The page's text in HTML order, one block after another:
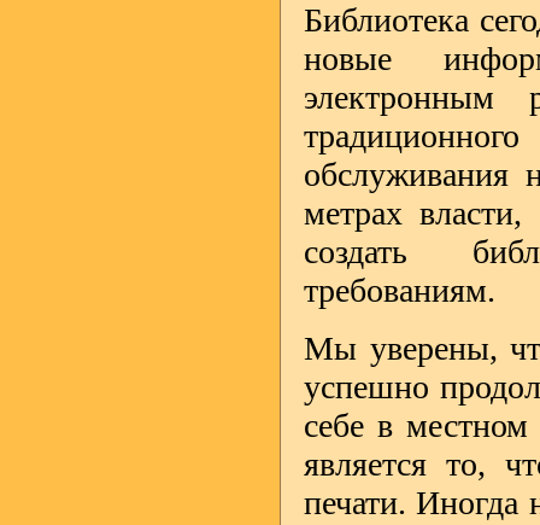
Библиотека
новые
электронным
обслуживания
метрах
создать
требованиям.
Мы уверены,
успешно
себе в
является то,
печати. Иногда